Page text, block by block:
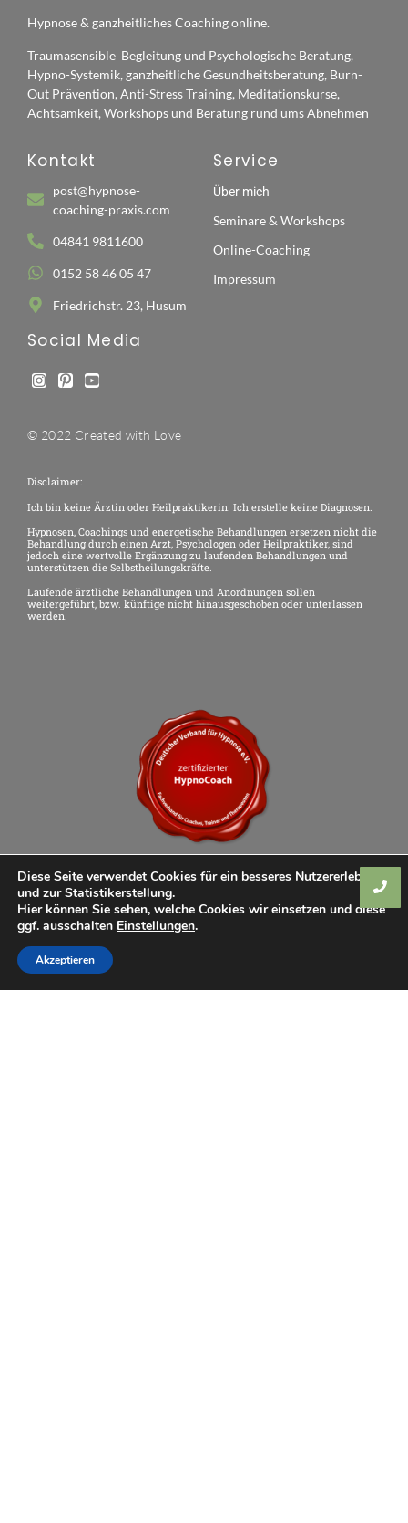
Hypnose & ganzheitliches Coaching online.
Traumasensible Begleitung und Psychologische Beratung,
Hypno-Systemik, ganzheitliche Gesundheitsberatung, Burn-
Out Prävention, Anti-Stress Training, Meditationskurse,
Achtsamkeit, Workshops und Beratung rund ums Abnehmen
Kontakt
post@hypnose-
coaching-praxis.com
04841 9811600
0152 58 46 05 47
Friedrichstr. 23, Husum
Service
Über mich
Seminare & Workshops
Online-Coaching
Impressum
Social Media
© 2022 Created with Love
Disclaimer:
Ich bin keine Ärztin oder Heilpraktikerin. Ich erstelle keine Diagnosen.
Hypnosen, Coachings und energetische Behandlungen ersetzen nicht die
Behandlung durch einen Arzt, Psychologen oder Heilpraktiker, sind
jedoch eine wertvolle Ergänzung zu laufenden Behandlungen und
unterstützen die Selbstheilungskräfte.
Laufende ärztliche Behandlungen und Anordnungen sollen
weitergeführt, bzw. künftige nicht hinausgeschoben oder unterlassen
werden.
Diese Seite verwendet Cookies für ein besseres Nutzererlebnis
und zur Statistikerstellung.
Hier können Sie sehen, welche Cookies wir einsetzen und diese
ggf. ausschalten Einstellungen.
Akzeptieren